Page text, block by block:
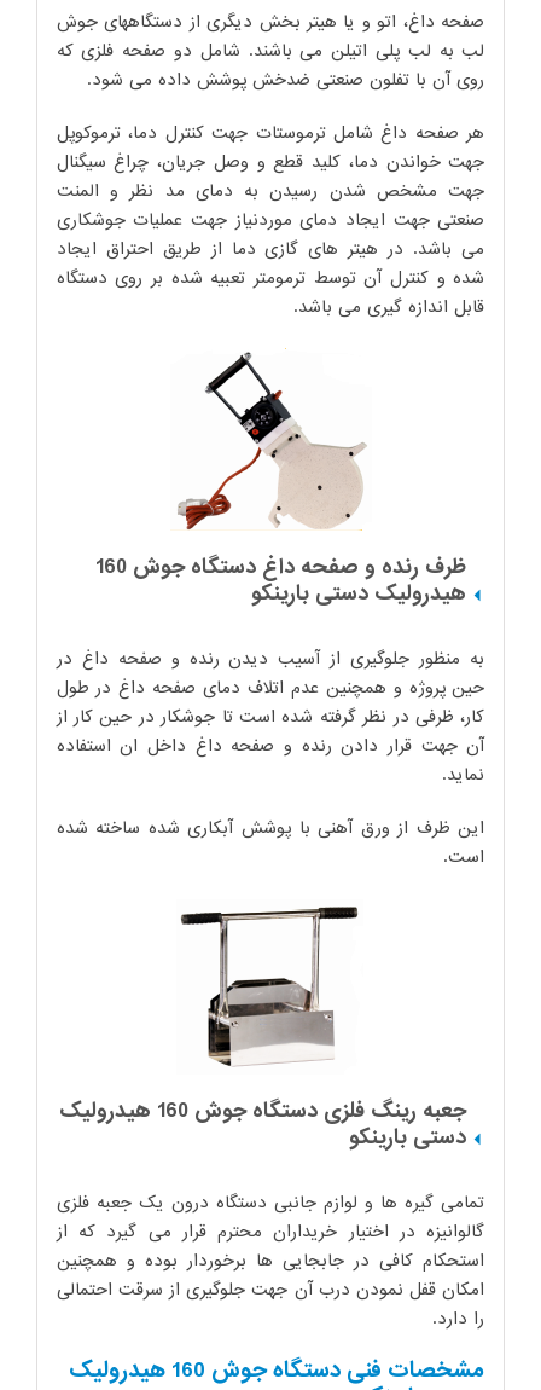
صفحه داغ، اتو و یا هیتر بخش دیگری از دستگاههای جوش
لب به لب پلی اتیلن می باشند. شامل دو صفحه فلزی که
روی آن با تفلون صنعتی ضدخش پوشش داده می شود.
هر صفحه داغ شامل ترموستات جهت کنترل دما، ترموکوپل
جهت خواندن دما، کلید قطع و وصل جریان، چراغ سیگنال
جهت مشخص شدن رسیدن به دمای مد نظر و المنت
صنعتی جهت ایجاد دمای موردنیاز جهت عملیات جوشکاری
می باشد. در هیتر های گازی دما از طریق احتراق ایجاد
شده و کنترل آن توسط ترمومتر تعبیه شده بر روی دستگاه
قابل اندازه گیری می باشد.
ظرف رنده و صفحه داغ دستگاه جوش 160
هیدرولیک دستی بارینکو
به منظور جلوگیری از آسیب دیدن رنده و صفحه داغ در
حین پروژه و همچنین عدم اتلاف دمای صفحه داغ در طول
کار، ظرفی در نظر گرفته شده است تا جوشکار در حین کار از
آن جهت قرار دادن رنده و صفحه داغ داخل ان استفاده
نماید.
این ظرف از ورق آهنی با پوشش آبکاری شده ساخته شده
است.
جعبه رینگ فلزی دستگاه جوش 160 هیدرولیک
دستی بارینکو
تمامی گیره ها و لوازم جانبی دستگاه درون یک جعبه فلزی
گالوانیزه در اختیار خریداران محترم قرار می گیرد که از
استحکام کافی در جابجایی ها برخوردار بوده و همچنین
امکان قفل نمودن درب آن جهت جلوگیری از سرقت احتمالی
را دارد.
مشخصات فنی دستگاه جوش 160 هیدرولیک